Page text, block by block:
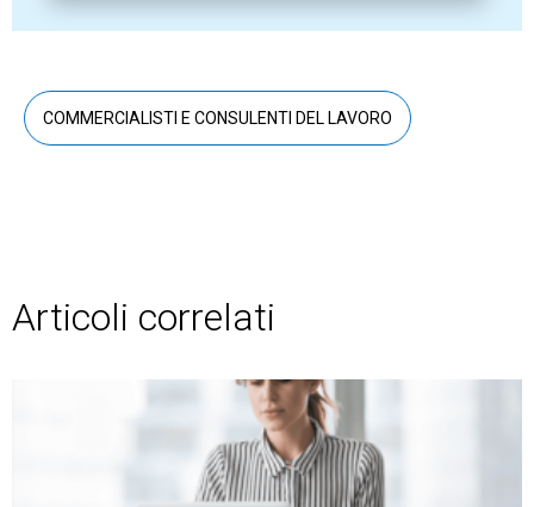
COMMERCIALISTI E CONSULENTI DEL LAVORO
Articoli correlati